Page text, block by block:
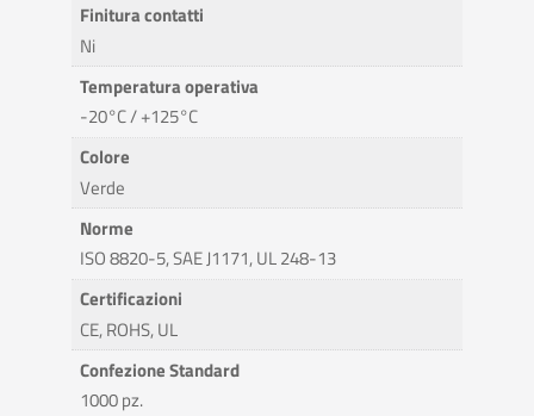
Finitura contatti
Ni
Temperatura operativa
-20°C / +125°C
Colore
Verde
Norme
ISO 8820-5, SAE J1171, UL 248-13
Certificazioni
CE, ROHS, UL
Confezione Standard
1000 pz.